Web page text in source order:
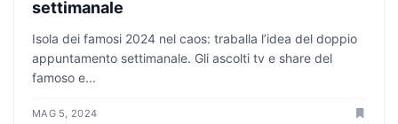
settimanale
Isola dei famosi 2024 nel caos: traballa l’idea del doppio
appuntamento settimanale. Gli ascolti tv e share del
famoso e...
MAG 5, 2024